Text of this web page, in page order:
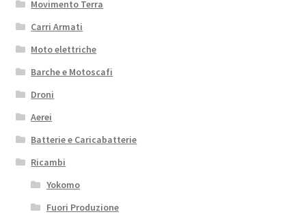
Movimento Terra
Carri Armati
Moto elettriche
Barche e Motoscafi
Droni
Aerei
Batterie e Caricabatterie
Ricambi
Yokomo
Fuori Produzione